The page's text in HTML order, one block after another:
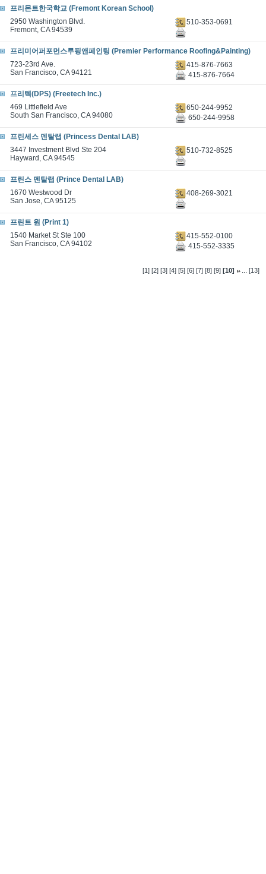
프리몬트한국학교 (Fremont Korean School)
2950 Washington Blvd.
Fremont, CA 94539
510-353-0691
프리미어퍼포먼스루핑앤페인팅 (Premier Performance Roofing&Painting)
723-23rd Ave.
San Francisco, CA 94121
415-876-7663
415-876-7664
프리텍(DPS) (Freetech Inc.)
469 Littlefield Ave
South San Francisco, CA 94080
650-244-9952
650-244-9958
프린세스 덴탈랩 (Princess Dental LAB)
3447 Investment Blvd Ste 204
Hayward, CA 94545
510-732-8525
프린스 덴탈랩 (Prince Dental LAB)
1670 Westwood Dr
San Jose, CA 95125
408-269-3021
프린트 원 (Print 1)
1540 Market St Ste 100
San Francisco, CA 94102
415-552-0100
415-552-3335
[1] [2] [3] [4] [5] [6] [7] [8] [9] [10] ...[13]